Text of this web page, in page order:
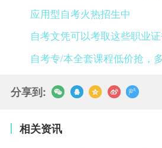
应用型自考火热招生中
自考文凭可以考取这些职业证
自考专/本全套课程低价抢，
分享到:
相关资讯